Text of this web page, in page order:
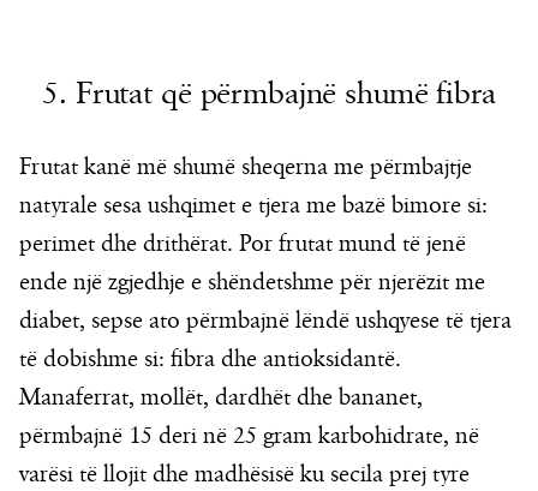
5. Frutat që përmbajnë shumë fibra
Frutat kanë më shumë sheqerna me përmbajtje
natyrale sesa ushqimet e tjera me bazë bimore si:
perimet dhe drithërat. Por frutat mund të jenë
ende një zgjedhje e shëndetshme për njerëzit me
diabet, sepse ato përmbajnë lëndë ushqyese të tjera
të dobishme si: fibra dhe antioksidantë.
Manaferrat, mollët, dardhët dhe bananet,
përmbajnë 15 deri në 25 gram karbohidrate, në
varësi të llojit dhe madhësisë ku secila prej tyre